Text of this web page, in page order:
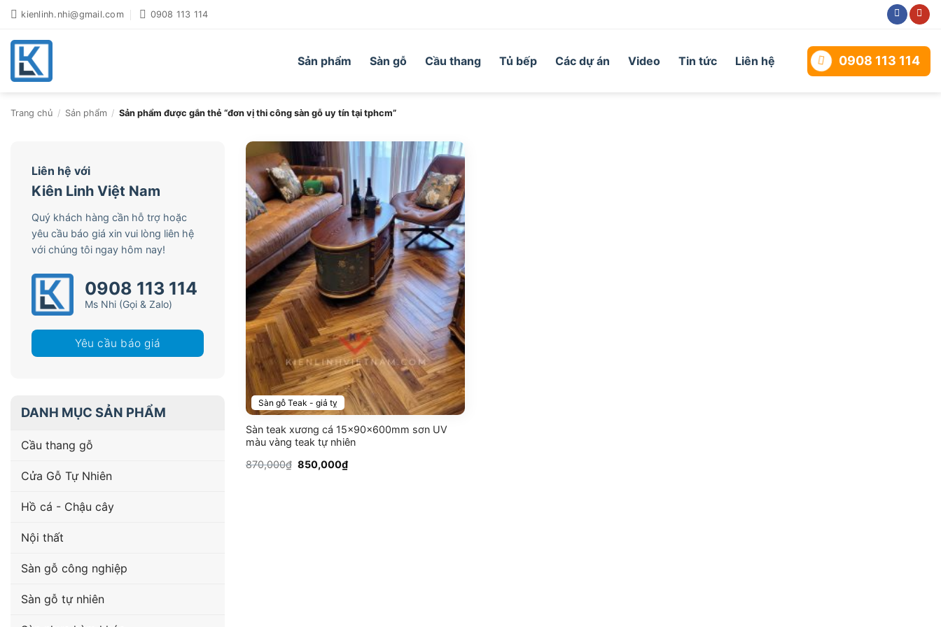
Bỏ
nội
dung
kienlinh.nhi@gmail.com 0908 113 114
Sản phẩm Sàn gỗ Cầu thang Tủ bếp Các dự án Video Tin tức Liên hệ 0908 113 114
Trang chủ / Sản phẩm / Sản phẩm được gắn thẻ “đơn vị thi công sàn gỗ uy tín tại tphcm”
Liên hệ với
Kiên Linh Việt Nam
Quý khách hàng cần hỗ trợ hoặc
yêu cầu báo giá xin vui lòng liên hệ
với chúng tôi ngay hôm nay!
0908 113 114
Ms Nhi (Gọi & Zalo)
Yêu cầu báo giá
DANH MỤC SẢN PHẨM
Cầu thang gỗ
Cửa Gỗ Tự Nhiên
Hồ cá - Chậu cây
Nội thất
Sàn gỗ công nghiệp
Sàn gỗ tự nhiên
Sàn gỗ Teak - giả tỵ
Sàn teak xương cá 15x90x600mm sơn UV
màu vàng teak tự nhiên
870,000₫ Giá
850,000₫Giá